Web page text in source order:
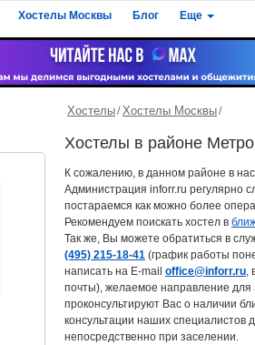
Хостелы Москвы Блог Еще
Хостелы Хостелы Москвы
Хостелы в районе
К сожалению, в данном районе в
Администрация inforr.ru регулярно
постараемся как можно более
Рекомендуем поискать хостел в
Так же, Вы можете обратиться в
(495) 215-18-41 (график работы
написать на E-mail office@inforr.ru,
почты), желаемое направление
проконсультируют Вас о наличии
консультации наших специалистов
непосредственно при заселении.